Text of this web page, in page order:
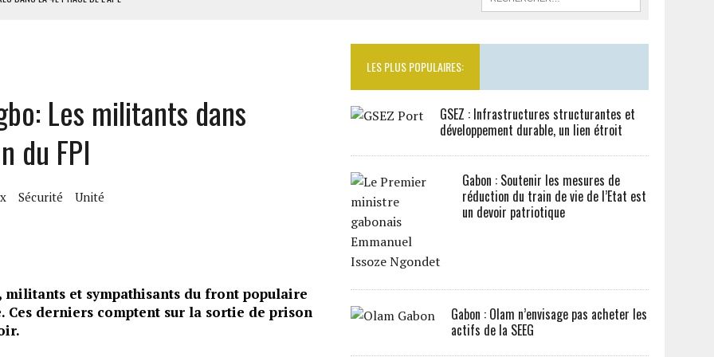
DIOMAYE FAYE
Les militants dans
du FPI
Sécurité Unité
et sympathisants du front populaire
derniers comptent sur la sortie de prison
LES PLUS POPULAIRES:
GSEZ : Infrastructures structurantes et
développement durable, un lien étroit
Gabon : Soutenir les mesures de
réduction du train de vie de l’Etat est
un devoir patriotique
Gabon : Olam n’envisage pas acheter les
actifs de la SEEG